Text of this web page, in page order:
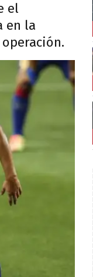
el
en la